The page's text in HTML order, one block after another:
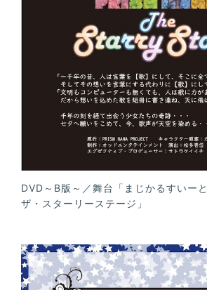
DVD～B版～／舞台「まじかるすいー
ザ・スターリーステージ」